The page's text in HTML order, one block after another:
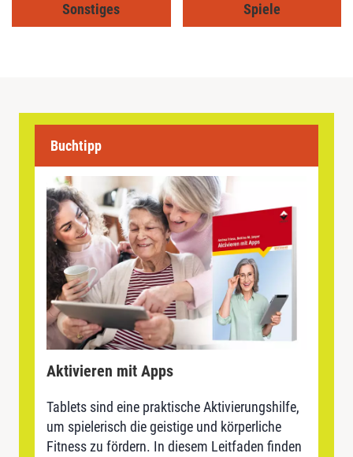
Sonstiges Spiele
Buchtipp
Aktivieren mit Apps
Tablets sind eine praktische Aktivierungshilfe,
um spielerisch die geistige und körperliche
Fitness zu fördern. In diesem Leitfaden finden